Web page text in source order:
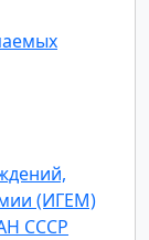
(ИГЕМ)
СССР